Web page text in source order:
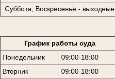
Суббота, Воскресенье - выходные
График работы суда
Понедельник
09:00-18:00
Вторник
09:00-18:00